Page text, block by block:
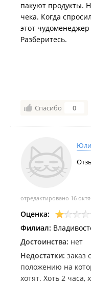
пакуют продукты.
чека. Когда
этот чудоменеджер
Разберитесь.
Спасибо 0
отредактировано 16
Оценка:
Филиал:
Достоинства: нет
Недостатки: заказ
положению на
хотят. Хоть 2 часа,